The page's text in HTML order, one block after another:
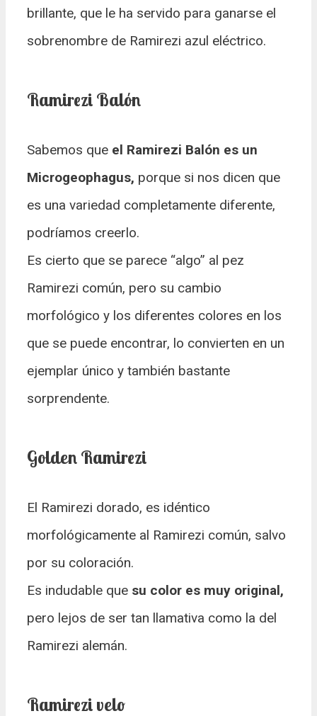
brillante, que le ha servido para ganarse el
sobrenombre de Ramirezi azul eléctrico.
Ramirezi Balón
Sabemos que el Ramirezi Balón es un
Microgeophagus, porque si nos dicen que
es una variedad completamente diferente,
podríamos creerlo.
Es cierto que se parece “algo” al pez
Ramirezi común, pero su cambio
morfológico y los diferentes colores en los
que se puede encontrar, lo convierten en un
ejemplar único y también bastante
sorprendente.
Golden Ramirezi
El Ramirezi dorado, es idéntico
morfológicamente al Ramirezi común, salvo
por su coloración.
Es indudable que su color es muy original,
pero lejos de ser tan llamativa como la del
Ramirezi alemán.
Ramirezi velo